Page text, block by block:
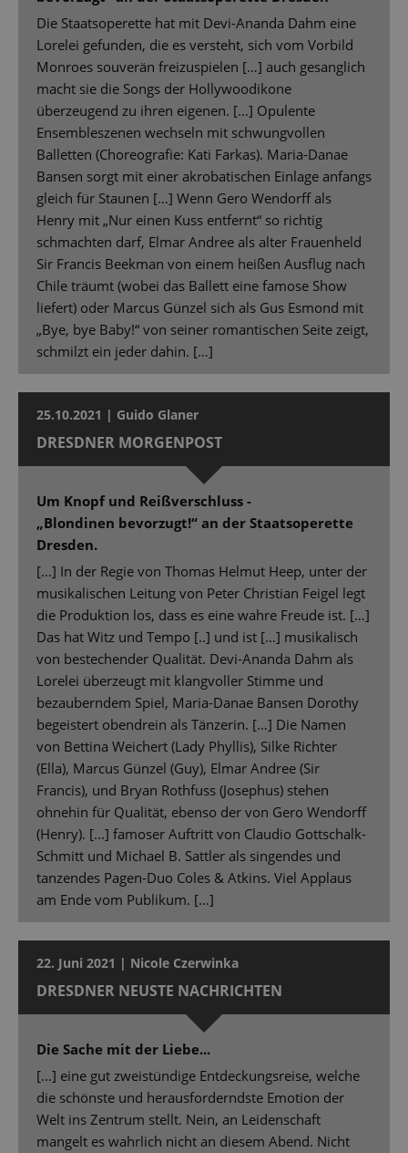
Die Staatsoperette hat mit Devi-Ananda Dahm eine
Lorelei gefunden, die es versteht, sich vom Vorbild
Monroes souverän freizuspielen […] auch gesanglich
macht sie die Songs der Hollywoodikone
überzeugend zu ihren eigenen. […] Opulente
Ensembleszenen wechseln mit schwungvollen
Balletten (Choreografie: Kati Farkas). Maria-Danae
Bansen sorgt mit einer akrobatischen Einlage anfangs
gleich für Staunen […] Wenn Gero Wendorff als
Henry mit „Nur einen Kuss entfernt“ so richtig
schmachten darf, Elmar Andree als alter Frauenheld
Sir Francis Beekman von einem heißen Ausflug nach
Chile träumt (wobei das Ballett eine famose Show
liefert) oder Marcus Günzel sich als Gus Esmond mit
„Bye, bye Baby!“ von seiner romantischen Seite zeigt,
schmilzt ein jeder dahin. […]
25.10.2021 | Guido Glaner
DRESDNER MORGENPOST
Um Knopf und Reißverschluss -
„Blondinen bevorzugt!“ an der Staatsoperette
Dresden.
[…] In der Regie von Thomas Helmut Heep, unter der
musikalischen Leitung von Peter Christian Feigel legt
die Produktion los, dass es eine wahre Freude ist. […]
Das hat Witz und Tempo [..] und ist […] musikalisch
von bestechender Qualität. Devi-Ananda Dahm als
Lorelei überzeugt mit klangvoller Stimme und
bezauberndem Spiel, Maria-Danae Bansen Dorothy
begeistert obendrein als Tänzerin. […] Die Namen
von Bettina Weichert (Lady Phyllis), Silke Richter
(Ella), Marcus Günzel (Guy), Elmar Andree (Sir
Francis), und Bryan Rothfuss (Josephus) stehen
ohnehin für Qualität, ebenso der von Gero Wendorff
(Henry). [...] famoser Auftritt von Claudio Gottschalk-
Schmitt und Michael B. Sattler als singendes und
tanzendes Pagen-Duo Coles & Atkins. Viel Applaus
am Ende vom Publikum. […]
22. Juni 2021 | Nicole Czerwinka
DRESDNER NEUSTE NACHRICHTEN
Die Sache mit der Liebe...
[...] eine gut zweistündige Entdeckungsreise, welche
die schönste und herausforderndste Emotion der
Welt ins Zentrum stellt. Nein, an Leidenschaft
mangelt es wahrlich nicht an diesem Abend. Nicht